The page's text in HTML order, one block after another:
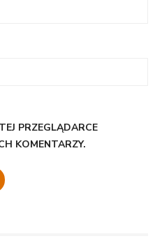
PRZEGLĄDARCE
KOMENTARZY.